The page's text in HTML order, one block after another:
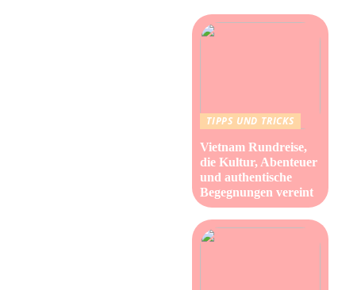
TIPPS UND TRICKS
Vietnam Rundreise,
die Kultur, Abenteuer
und authentische
Begegnungen vereint